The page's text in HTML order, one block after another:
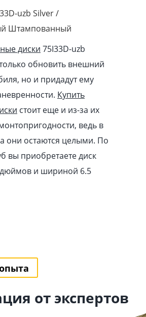
uzb Silver /
Штампованный
диски 75I33D-uzb
обновить внешний
но и придадут ему
Купить
стоит еще и из-за их
ведь в
они остаются целыми. По
вы приобретаете диск
и шириной 6.5
от экспертов